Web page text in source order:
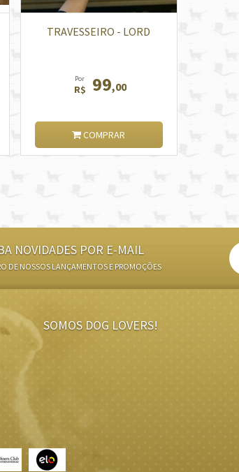
TRAVESSEIRO - LORD
Por
R$ 99,00
COMPRAR
NOVIDADES POR E-MAIL
DE NOSSOS LANÇAMENTOS E PROMOÇÕES
SOMOS DOG LOVERS!